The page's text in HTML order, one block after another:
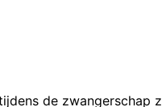
de zwangerschap